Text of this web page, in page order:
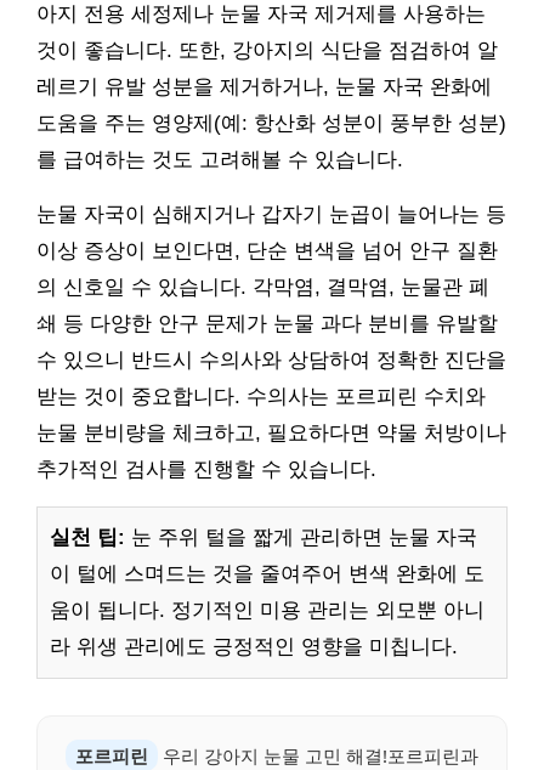
아지 전용 세정제나 눈물 자국 제거제를 사용하는
것이 좋습니다. 또한, 강아지의 식단을 점검하여 알
레르기 유발 성분을 제거하거나, 눈물 자국 완화에
도움을 주는 영양제(예: 항산화 성분이 풍부한 성분)
를 급여하는 것도 고려해볼 수 있습니다.
눈물 자국이 심해지거나 갑자기 눈곱이 늘어나는 등
이상 증상이 보인다면, 단순 변색을 넘어 안구 질환
의 신호일 수 있습니다. 각막염, 결막염, 눈물관 폐
쇄 등 다양한 안구 문제가 눈물 과다 분비를 유발할
수 있으니 반드시 수의사와 상담하여 정확한 진단을
받는 것이 중요합니다. 수의사는 포르피린 수치와
눈물 분비량을 체크하고, 필요하다면 약물 처방이나
추가적인 검사를 진행할 수 있습니다.
실천 팁: 눈 주위 털을 짧게 관리하면 눈물 자국
이 털에 스며드는 것을 줄여주어 변색 완화에 도
움이 됩니다. 정기적인 미용 관리는 외모뿐 아니
라 위생 관리에도 긍정적인 영향을 미칩니다.
포르피린
우리 강아지 눈물 고민 해결!포르피린과